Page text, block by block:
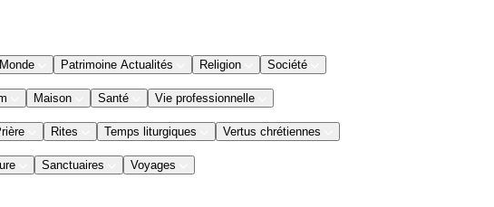
Monde Patrimoine Actualités Religion Société
Maison Santé Vie professionnelle
Rites Temps liturgiques Vertus chrétiennes
Sanctuaires Voyages